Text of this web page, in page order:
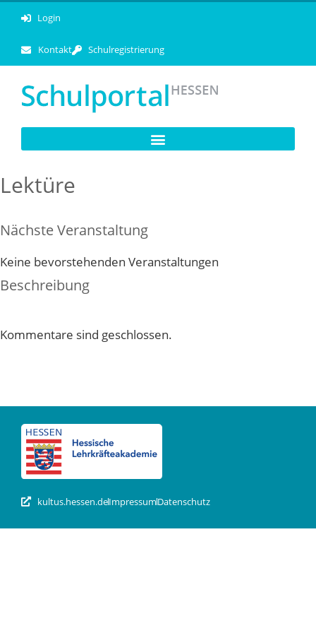
Login
Kontakt Schulregistrierung
Lektüre
Nächste Veranstaltung
Keine bevorstehenden Veranstaltungen
Beschreibung
Kommentare sind geschlossen.
kultus.hessen.deImpressumDatenschutz